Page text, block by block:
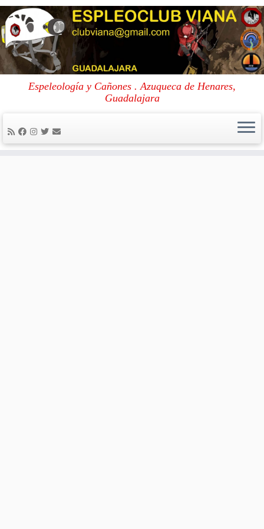
Skip
Espeleología y Cañones . Azuqueca de Henares,
Guadalajara
Portada» Calendario de actividades
Calendario de actividades